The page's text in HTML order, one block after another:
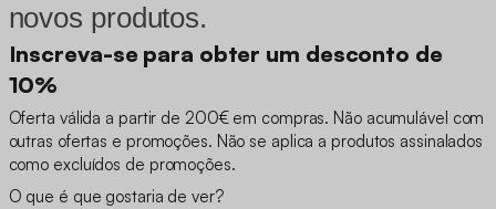
novos produtos.
Inscreva-se para obter um desconto de
10%
Oferta válida a partir de 200€ em compras. Não acumulável com
outras ofertas e promoções. Não se aplica a produtos assinalados
como excluídos de promoções.
O que é que gostaria de ver?